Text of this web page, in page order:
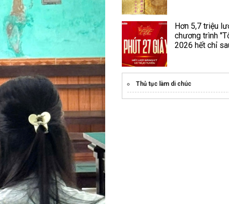
Hơn 5,7 triệu
chương trình
2026 hết chỉ
Thủ tục làm di chúc